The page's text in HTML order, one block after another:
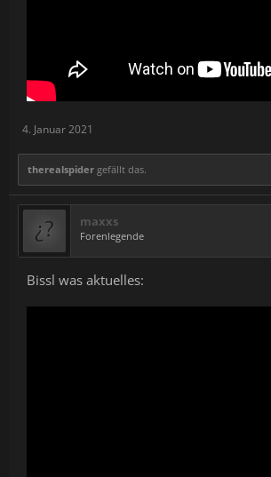
4. Januar 2021
therealspider gefällt das.
maxxs
Forenlegende
Bissl was aktuelles: